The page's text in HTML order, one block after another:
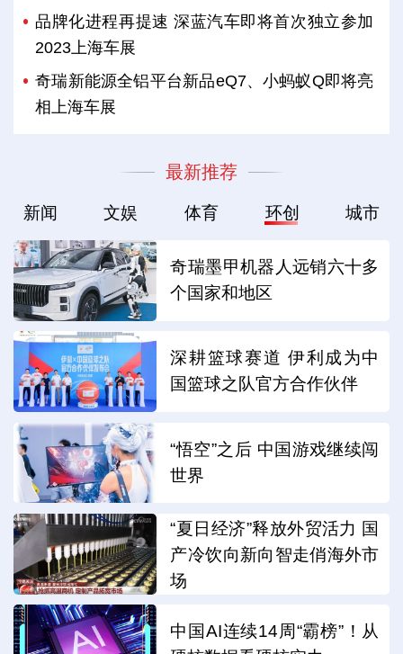
品牌化进程再提速 深蓝汽车即将首次独立参加
2023上海车展
奇瑞新能源全铝平台新品eQ7、小蚂蚁Q即将亮
相上海车展
最新推荐
新闻 文娱 体育 环创 城市
奇瑞墨甲机器人远销六十多
个国家和地区
深耕篮球赛道 伊利成为中
国篮球之队官方合作伙伴
“悟空”之后 中国游戏继续闯
世界
“夏日经济”释放外贸活力 国
产冷饮向新向智走俏海外市
场
中国AI连续14周“霸榜”！从